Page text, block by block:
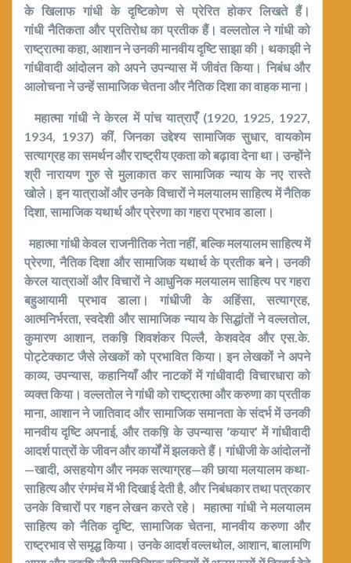
के खिलाफ गांधी के दृष्टिकोण से प्रेरित होकर लिखते हैं।
गांधी नैतिकता और प्रतिरोध का प्रतीक हैं। वल्लतोल ने गांधी को
राष्ट्रात्मा कहा,आशान ने उनकी मानवीय दृष्टि साझा की। थकाझी ने
गांधीवादी आंदोलन को अपने उपन्यास में जीवंत किया। निबंध और
आलोचना ने उन्हें सामाजिक चेतना और नैतिक दिशा का वाहक माना।
महात्मा गांधी ने केरल में पांच यात्राएँ (1920, 1925, 1927,
1934, 1937) कीं, जिनका उद्देश्य सामाजिक सुधार,वायकोम
सत्याग्रह का समर्थन और राष्ट्रीय एकता को बढ़ावा देना था। उन्होंने
श्री नारायण गुरु से मुलाकात कर सामाजिक न्याय के नए रास्ते
खोले। इन यात्राओं और उनके विचारों ने मलयालम साहित्य में नैतिक
दिशा, सामाजिक यथार्थ और प्रेरणा का गहरा प्रभाव डाला।
महात्मा गांधी केवल राजनीतिक नेता नहीं, बल्कि मलयालम साहित्य में
प्रेरणा, नैतिक दिशा और सामाजिक यथार्थ के प्रतीक बने। उनकी
केरल यात्राओं और विचारों ने आधुनिक मलयालम साहित्य पर गहरा
बहुआयामी प्रभाव डाला। गांधीजी के अहिंसा,सत्याग्रह,
आत्मनिर्भरता,स्वदेशी और सामाजिक न्याय के सिद्धांतों ने वल्लतोल,
कुमारण आशान,तकष़ि शिवशंकर पिल्लै, केशवदेव और एस.के.
पोट्टेक्काट जैसे लेखकों को प्रभावित किया। इन लेखकों ने अपने
काव्य,उपन्यास, कहानियाँ और नाटकों में गांधीवादी विचारधारा को
व्यक्त किया। वल्लतोल ने गांधी को राष्ट्रात्मा और करुणा का प्रतीक
माना,आशान ने जातिवाद और सामाजिक समानता के संदर्भ में उनकी
मानवीय दृष्टि अपनाई,और तकष़ि के उपन्यास ‘कयार’ में गांधीवादी
आदर्श पात्रों के जीवन और कार्यों में झलकते हैं। गांधीजी के आंदोलनों
—खादी, असहयोग और नमक सत्याग्रह—की छाया मलयालम कथा-
साहित्य और रंगमंच में भी दिखाई देती है,और निबंधकार तथा पत्रकार
उनके विचारों पर गहन लेखन करते रहे।
महात्मा गांधी ने मलयालम
साहित्य को नैतिक दृष्टि,सामाजिक चेतना,मानवीय करुणा और
राष्ट्रभाव से समृद्ध किया। उनके आदर्श वल्लथोल, आशान,बालामणि